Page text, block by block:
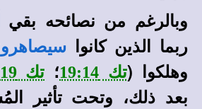
وبالرغم من نصائحه بقي
ربما الذين كانوا
وهلكوا (تك 19:14 ؛ تك 19: 1-29
بعد ذلك، وتحت تأثير